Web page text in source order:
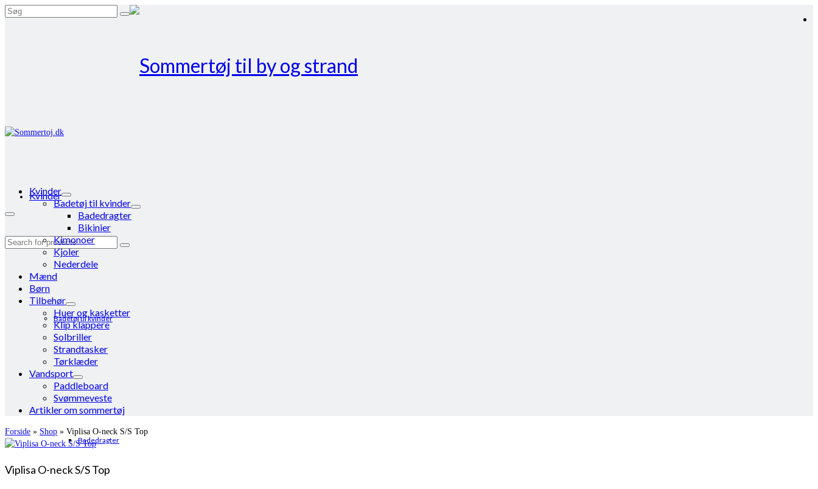
Search
Kvinder
Badetøj til kvinder
Badedragter
Search
Kvinder
Badetøj til kvinder
Badedragter
Bikinier
Kimonoer
Kjoler
Nederdele
Mænd
Børn
Tilbehør
Huer og kasketter
Klip klappere
Solbriller
Strandtasker
Tørklæder
Vandsport
Paddleboard
Svømmeveste
Artikler om sommertøj
Forside » Shop » Viplisa O-neck S/S Top
Viplisa O-neck S/S Top